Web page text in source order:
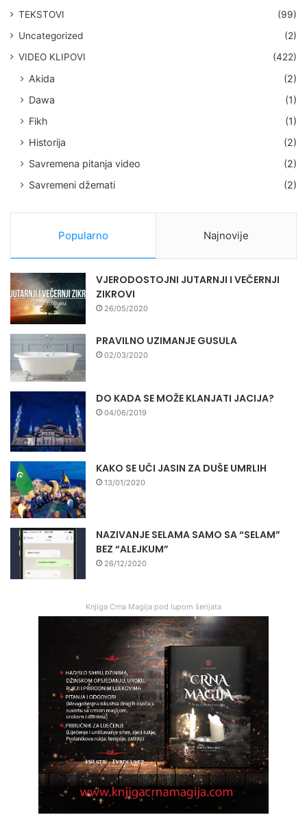
TEKSTOVI
(99)
Uncategorized
(2)
VIDEO KLIPOVI
(422)
Akida
(2)
Dawa
(1)
Fikh
(1)
Historija
(2)
Savremena pitanja video
(2)
Savremeni džemati
(2)
Popularno Najnovije
VJERODOSTOJNI JUTARNJI I VEČERNJI
ZIKROVI
26/05/2020
PRAVILNO UZIMANJE GUSULA
02/03/2020
DO KADA SE MOŽE KLANJATI JACIJA?
04/06/2019
KAKO SE UČI JASIN ZA DUŠE UMRLIH
13/01/2020
NAZIVANJE SELAMA SAMO SA “SELAM”
BEZ “ALEJKUM”
26/12/2020
Knjiga Crna Magija pod lupom šerijata